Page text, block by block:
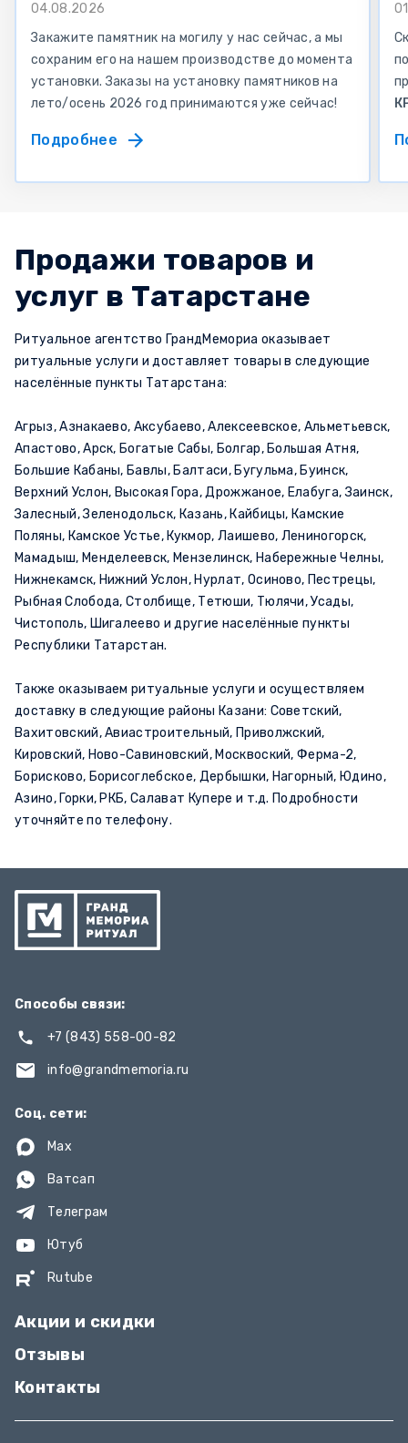
04.08.2026
Закажите памятник на могилу у нас сейчас, а мы
сохраним его на нашем производстве до момента
установки. Заказы на установку памятников на
лето/осень 2026 год принимаются уже сейчас!
Подробнее
Продажи товаров и
услуг в Татарстане
Ритуальное агентство ГрандМемориа оказывает
ритуальные услуги и доставляет товары в следующие
населённые пункты Татарстана:
Агрыз, Азнакаево, Аксубаево, Алексеевское, Альметьевск,
Апастово, Арск, Богатые Сабы, Болгар, Большая Атня,
Большие Кабаны, Бавлы, Балтаси, Бугульма, Буинск,
Верхний Услон, Высокая Гора, Дрожжаное, Елабуга, Заинск,
Залесный, Зеленодольск, Казань, Кайбицы, Камские
Поляны, Камское Устье, Кукмор, Лаишево, Лениногорск,
Мамадыш, Менделеевск, Мензелинск, Набережные Челны,
Нижнекамск, Нижний Услон, Нурлат, Осиново, Пестрецы,
Рыбная Слобода, Столбище, Тетюши, Тюлячи, Усады,
Чистополь, Шигалеево и другие населённые пункты
Республики Татарстан.
Также оказываем ритуальные услуги и осуществляем
доставку в следующие районы Казани: Советский,
Вахитовский, Авиастроительный, Приволжский,
Кировский, Ново-Савиновский, Москвоский, Ферма-2,
Борисково, Борисоглебское, Дербышки, Нагорный, Юдино,
Азино, Горки, РКБ, Салават Купере и т.д. Подробности
уточняйте по телефону.
Акции и скидки
Отзывы
Контакты
Способы связи:
+7 (843) 558-00-82
info@grandmemoria.ru
Соц. сети:
Max
Ватсап
Телеграм
Ютуб
Rutube